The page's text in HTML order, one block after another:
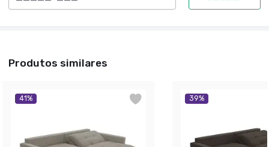
Produtos similares
41% 39%